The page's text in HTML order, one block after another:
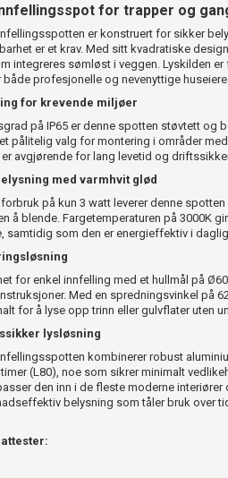
for trapper og
er konstruert for sikker
er et krav. Med sitt kvadratiske
integreres sømløst i veggen. Lyskilden
profesjonelle og nevenyttige huseiere.
for krevende miljøer
på IP65 er denne spotten støvtett og
pålitelig valg for montering i områder
avgjørende for lang levetid og
med varmhvit glød
på kun 3 watt leverer denne
å blende. Fargetemperaturen på 3000K
samtidig som den er energieffektiv i
for enkel innfelling med et hullmål på
Med en spredningsvinkel på
for å lyse opp trinn eller gulvflater uten
lysløsning
kombinerer robust
timer (L80), noe som sikrer minimalt
den inn i de fleste moderne
belysning som tåler bruk over